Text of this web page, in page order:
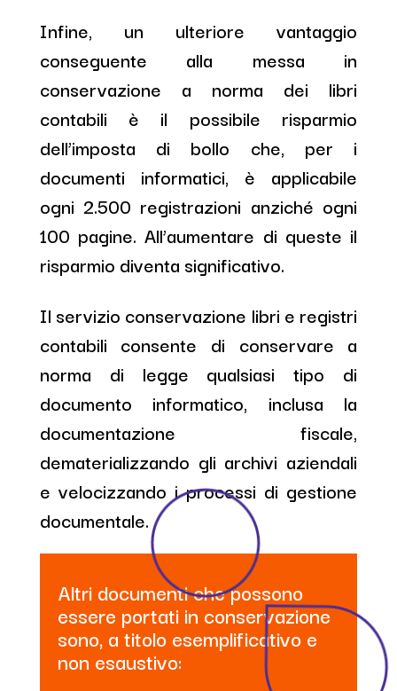
Infine, un ulteriore vantaggio
conseguente alla messa in
conservazione a norma dei libri
contabili è il possibile risparmio
dell’imposta di bollo che, per i
documenti informatici, è applicabile
ogni 2.500 registrazioni anziché ogni
100 pagine. All’aumentare di queste il
risparmio diventa significativo.
Il servizio conservazione libri e registri
contabili consente di conservare a
norma di legge qualsiasi tipo di
documento informatico, inclusa la
documentazione fiscale,
dematerializzando gli archivi aziendali
e velocizzando i processi di gestione
documentale.
Altri documenti che possono
essere portati in conservazione
sono, a titolo esemplificativo e
non esaustivo: